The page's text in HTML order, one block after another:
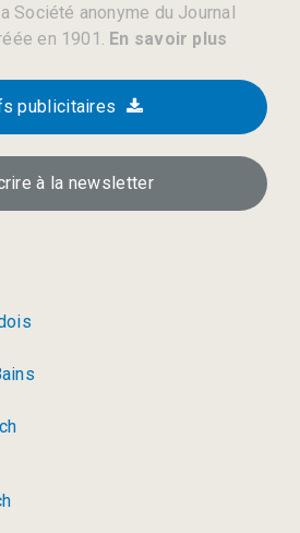
Société anonyme du Journal
en 1901. En savoir plus
publicitaires
à la newsletter